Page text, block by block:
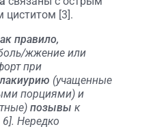
[3].
правило,
жжение или
при
(учащенные
порциями) и
позывы к
Нередко